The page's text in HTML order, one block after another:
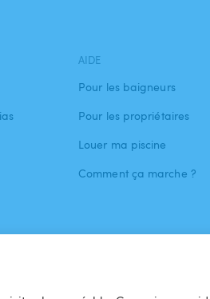
AIDE
Pour les baigneurs
Pour les propriétaires
Louer ma piscine
Comment ça marche ?